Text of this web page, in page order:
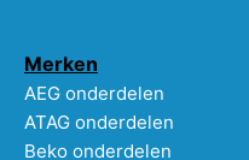
Merken
AEG onderdelen
ATAG onderdelen
Beko onderdelen